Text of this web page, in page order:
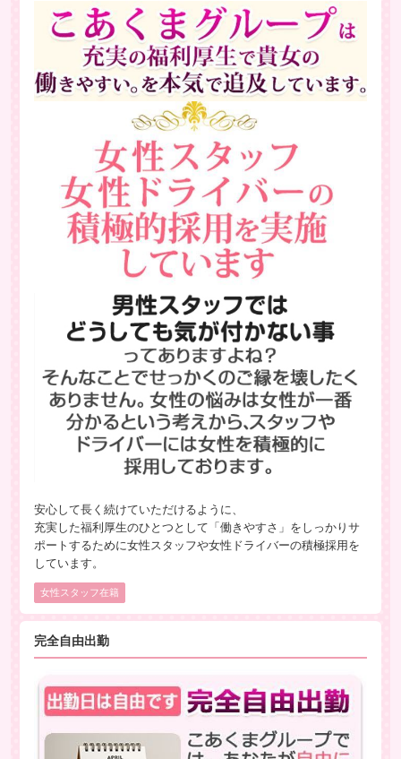
安心して長く続けていただけるように、
充実した福利厚生のひとつとして「働きやすさ」をしっかりサ
ポートするために女性スタッフや女性ドライバーの積極採用を
しています。
女性スタッフ在籍
完全自由出勤